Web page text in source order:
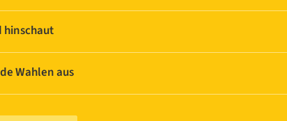
hinschaut
Wahlen aus